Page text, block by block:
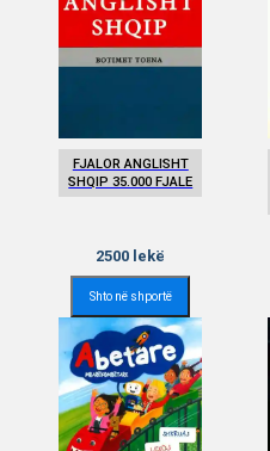
FJALOR ANGLISHT
SHQIP 35.000 FJALE
2500 lekë
Shto në shportë